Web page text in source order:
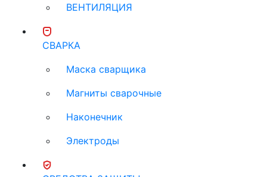
ВЕНТИЛЯЦИЯ
СВАРКА
Маска сварщика
Магниты сварочные
Наконечник
Электроды